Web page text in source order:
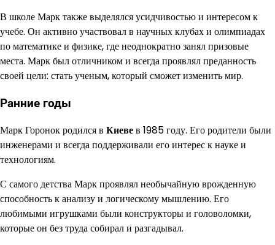
В школе Марк также выделялся усидчивостью и интересом к
учебе. Он активно участвовал в научных клубах и олимпиадах
по математике и физике, где неоднократно занял призовые
места. Марк был отличником и всегда проявлял преданность
своей цели: стать ученым, который сможет изменить мир.
Ранние годы
Марк Горонок родился в Киевев 1985 году. Его родители были
инженерами и всегда поддерживали его интерес к науке и
технологиям.
С самого детства Марк проявлял необычайную врожденную
способность к анализу и логическому мышлению. Его
любимыми игрушками были конструкторы и головоломки,
которые он без труда собирал и разгадывал.